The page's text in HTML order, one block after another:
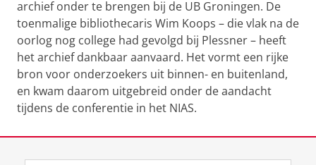
archief onder te brengen bij de UB Groningen. De
toenmalige bibliothecaris Wim Koops – die vlak na de
oorlog nog college had gevolgd bij Plessner – heeft
het archief dankbaar aanvaard. Het vormt een rijke
bron voor onderzoekers uit binnen- en buitenland,
en kwam daarom uitgebreid onder de aandacht
tijdens de conferentie in het NIAS.